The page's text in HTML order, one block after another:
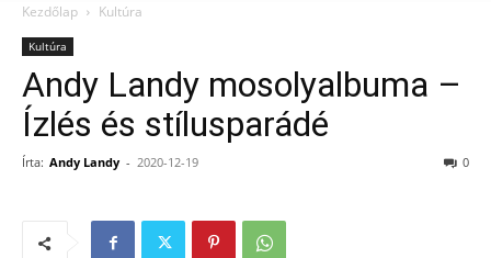
Kezdőlap Kultúra
Kultúra
Andy Landy mosolyalbuma –
Ízlés és stílusparádé
Írta: Andy Landy - 2020-12-19 0